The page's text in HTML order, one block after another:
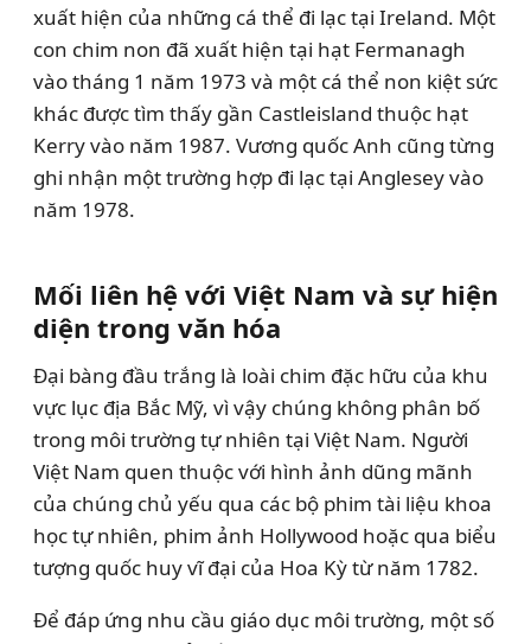
xuất hiện của những cá thể đi lạc tại Ireland. Một
con chim non đã xuất hiện tại hạt Fermanagh
vào tháng 1 năm 1973 và một cá thể non kiệt sức
khác được tìm thấy gần Castleisland thuộc hạt
Kerry vào năm 1987. Vương quốc Anh cũng từng
ghi nhận một trường hợp đi lạc tại Anglesey vào
năm 1978.
Mối liên hệ với Việt Nam và sự hiện
diện trong văn hóa
Đại bàng đầu trắng là loài chim đặc hữu của khu
vực lục địa Bắc Mỹ, vì vậy chúng không phân bố
trong môi trường tự nhiên tại Việt Nam. Người
Việt Nam quen thuộc với hình ảnh dũng mãnh
của chúng chủ yếu qua các bộ phim tài liệu khoa
học tự nhiên, phim ảnh Hollywood hoặc qua biểu
tượng quốc huy vĩ đại của Hoa Kỳ từ năm 1782.
Để đáp ứng nhu cầu giáo dục môi trường, một số